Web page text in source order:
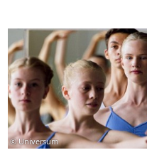
© Universum